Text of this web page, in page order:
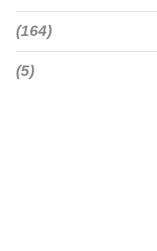
(164)
(5)